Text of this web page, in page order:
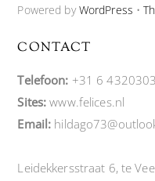
Powered byWordPress •
CONTACT
Telefoon: +31 6
Sites: www.felices.nl
Email:
Leidekkersstraat 6, te